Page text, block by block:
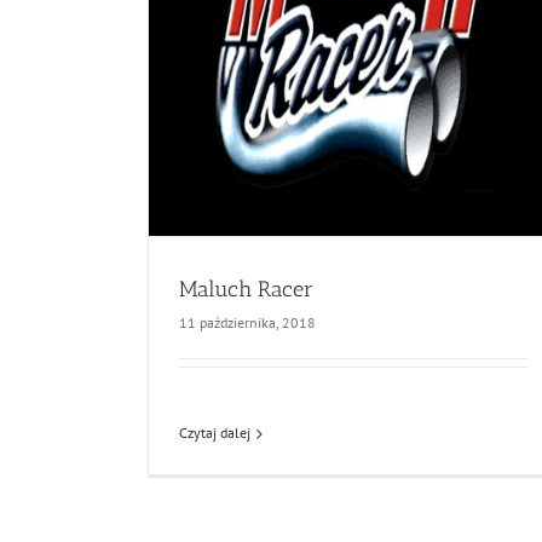
Maluch Racer
11 października, 2018
Czytaj dalej